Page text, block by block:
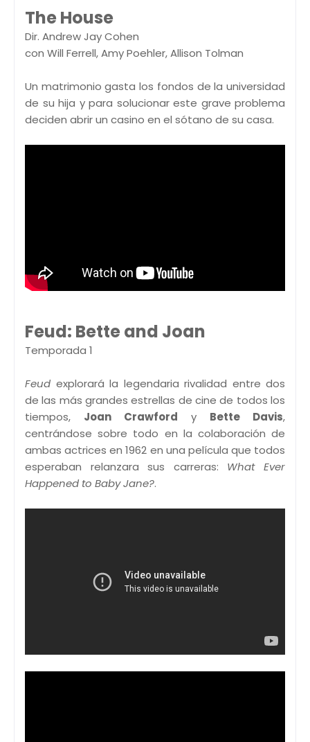
The House
Dir. Andrew Jay Cohen
con Will Ferrell, Amy Poehler, Allison Tolman
Un matrimonio gasta los fondos de la universidad
de su hija y para solucionar este grave problema
deciden abrir un casino en el sótano de su casa.
Feud: Bette and Joan
Temporada 1
Feud explorará la legendaria rivalidad entre dos
de las más grandes estrellas de cine de todos los
tiempos, Joan Crawford y Bette Davis,
centrándose sobre todo en la colaboración de
ambas actrices en 1962 en una película que todos
esperaban relanzara sus carreras: What Ever
Happened to Baby Jane?.